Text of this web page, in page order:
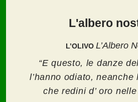
L'albero
L’OLIVO L’Albero
“E questo, le danze
l’hanno odiato, neanche
che redini d’ oro